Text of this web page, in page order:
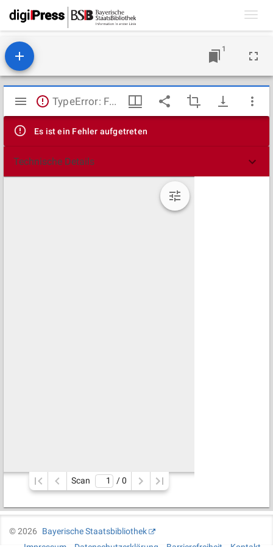
1
Mirador
Viewer
TypeError: Failed to fetch
Es ist ein Fehler aufgetreten
Technische Details
Scan / 0
©2026
Bayerische Staatsbibliothek